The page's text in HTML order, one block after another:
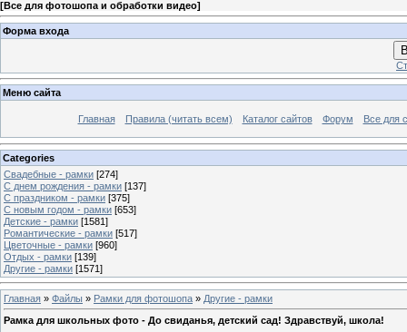
[Все для фотошопа и обработки видео]
Форма входа
Меню сайта
Главная Правила (читать всем) Каталог сайтов Форум Все для
Categories
Свадебные - рамки [274]
С днем рождения - рамки [137]
С праздником - рамки [375]
С новым годом - рамки [653]
Детские - рамки [1581]
Романтические - рамки [517]
Цветочные - рамки [960]
Отдых - рамки [139]
Другие - рамки [1571]
Главная » Файлы » Рамки для фотошопа » Другие - рамки
Рамка для школьных фото - До свиданья, детский сад! Здравствуй, школа!